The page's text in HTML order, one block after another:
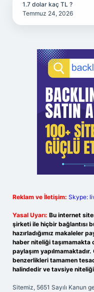
1.7 dolar kaç TL ?
Temmuz 24, 2026
Reklam ve İletişim: Skype:
Yasal Uyarı: Bu internet
şirketi ile hiçbir bağlantısı
hazırladığımız makaleler
haber niteliği taşımamakta
paylaşım
benzerlikleri tamamen
halindedir ve tavsiye niteliği
Sitemiz, 5651 Sayılı Kanun